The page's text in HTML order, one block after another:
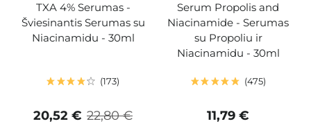
TXA 4% Serumas -
Šviesinantis Serumas su
Niacinamidu - 30ml
173
22,80 €
20,52 €
Serum Propolis and
Niacinamide - Serumas
su Propoliu ir
Niacinamidu - 30ml
475
11,79 €